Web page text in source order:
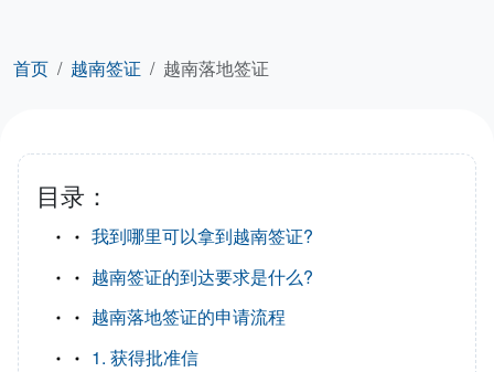
首页 越南签证 越南落地签证
目录：
我到哪里可以拿到越南签证?
越南签证的到达要求是什么?
越南落地签证的申请流程
1. 获得批准信